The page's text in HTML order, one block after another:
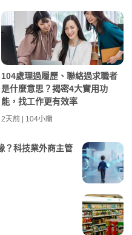
104處理過履歷、聯絡過求職者
是什麼意思？揭密4大實用功
能，找工作更有效率
2天前 | 104小編
？科技業外商主管